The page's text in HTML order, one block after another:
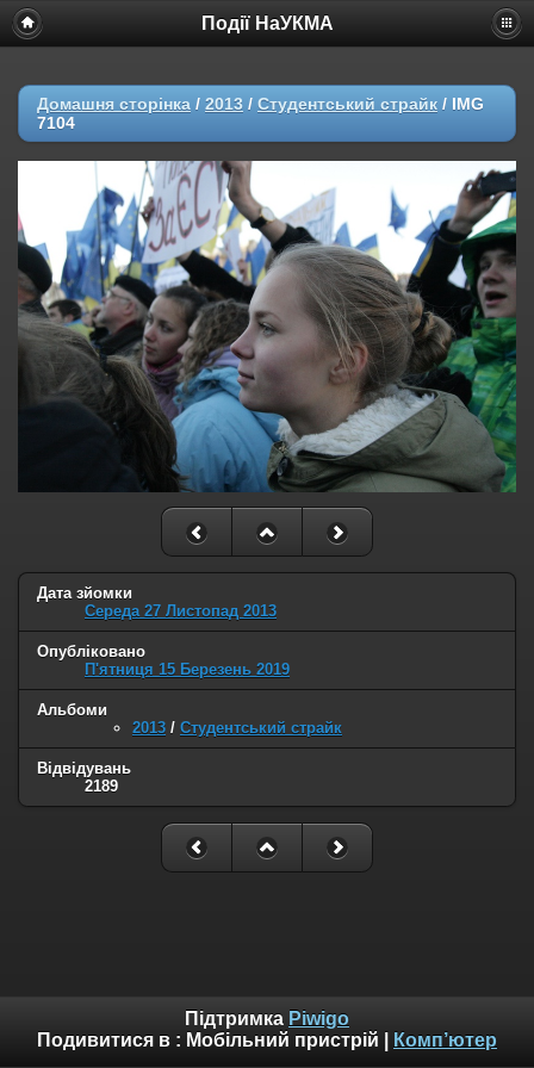
Події НаУКМА
Домашня сторінка / 2013 / Студентський страйк / IMG
7104
Дата зйомки
Середа 27 Листопад 2013
Опубліковано
П'ятниця 15 Березень 2019
Альбоми
2013 / Студентський страйк
Відвідувань
2189
Підтримка Piwigo
Подивитися в : Мобільний пристрій Комп’ютер